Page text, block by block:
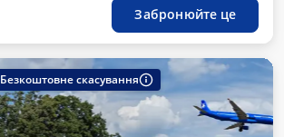
Забронюйте це
Безкоштовне скасування